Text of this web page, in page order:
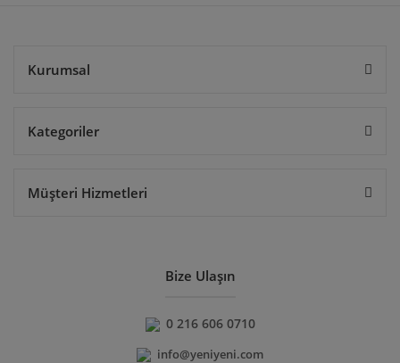
Kurumsal
Kategoriler
Müşteri Hizmetleri
Bize Ulaşın
0 216 606 0710
info@yeniyeni.com